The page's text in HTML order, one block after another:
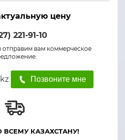
цену
221-91-10
вам коммерческое
Позвоните мне
ВСЕМУ КАЗАХСТАНУ!